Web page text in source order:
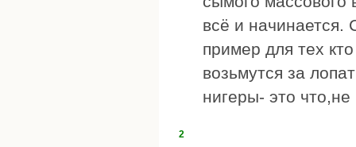
всё и начинается.
пример для тех
возьмутся за
нигеры- это
2